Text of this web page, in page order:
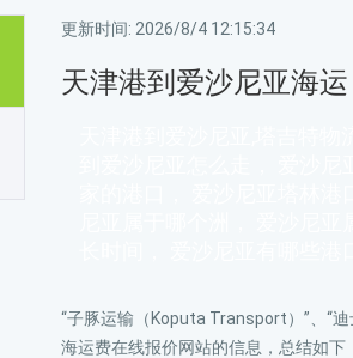
更新时间: 2026/8/4 12:15:34
天津港到爱沙尼亚海运
“子豚运输（Koputa Transport）”、“
海运费在线报价网站的信息，总结如下